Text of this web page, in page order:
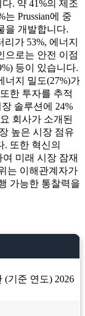
. 약 41%의 제조
Prussian에 중
을 개발합니다.
가 53%, 에너지
으로는 안전 이점
등이 있습니다.
너지 밀도(27%)가
한 투자를 추적
솔루션에 24%
회사가 소개된
높은 시장 점유
또한 혁신의
미래 시장 잠재
는 이해관계자가
가능한 통찰력을
(기준 연도) 2026